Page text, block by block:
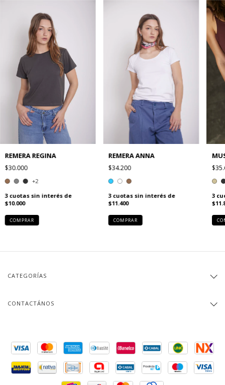
REMERA REGINA
$30.000
+2
3 cuotas sin interés de
$10.000
COMPRAR
REMERA ANNA
$34.200
3 cuotas sin interés de
$11.400
COMPRAR
3
CATEGORÍAS
CONTACTÁNOS